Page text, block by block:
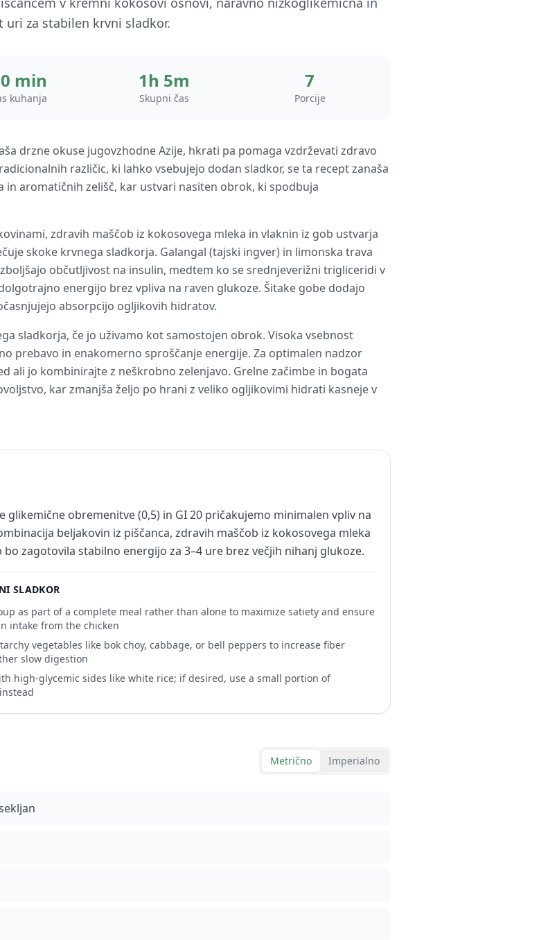
za stabilen krvni sladkor.
min
kuhanja
1h 5m
Skupni čas
7
Porcije
drzne okuse jugovzhodne Azije, hkrati pa pomaga vzdrževati zdravo
različic, ki lahko vsebujejo dodan sladkor, se ta recept zanaša
in aromatičnih zelišč, kar ustvari nasiten obrok, ki spodbuja
zdravih maščob iz kokosovega mleka in vlaknin iz gob ustvarja
skoke krvnega sladkorja. Galangal (tajski ingver) in limonska trava
občutljivost na insulin, medtem ko se srednjeverižni trigliceridi v
energijo brez vpliva na raven glukoze. Šitake gobe dodajo
absorpcijo ogljikovih hidratov.
sladkorja, če jo uživamo kot samostojen obrok. Visoka vsebnost
prebavo in enakomerno sproščanje energije. Za optimalen nadzor
ali jo kombinirajte z neškrobno zelenjavo. Grelne začimbe in bogata
kar zmanjša željo po hrani z veliko ogljikovimi hidrati kasneje v
glikemične obremenitve (0,5) in GI 20 pričakujemo minimalen vpliv na
beljakovin iz piščanca, zdravih maščob iz kokosovega mleka
bo zagotovila stabilno energijo za 3–4 ure brez večjih nihanj glukoze.
SLADKOR
as part of a complete meal rather than alone to maximize satiety and ensure
intake from the chicken
vegetables like bok choy, cabbage, or bell peppers to increase fiber
slow digestion
high-glycemic sides like white rice; if desired, use a small portion of
Metrično Imperialno